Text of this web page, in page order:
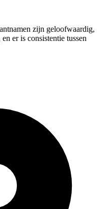
zijn geloofwaardig,
er is consistentie tussen